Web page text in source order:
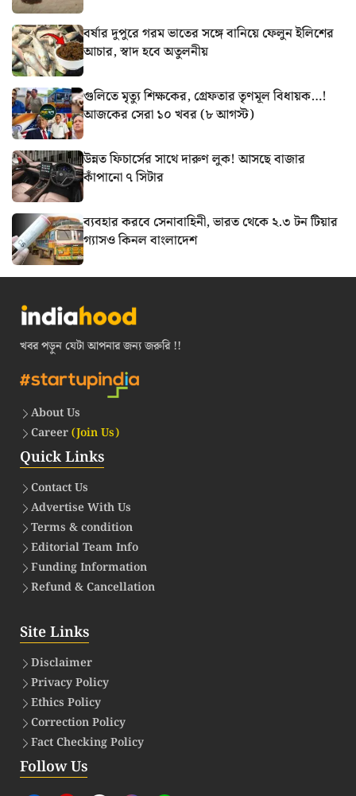
বর্ষার দুপুরে গরম ভাতের সঙ্গে বানিয়ে ফেলুন ইলিশের
আচার, স্বাদ হবে অতুলনীয়
গুলিতে মৃত্যু শিক্ষকের, গ্রেফতার তৃণমূল বিধায়ক…!
আজকের সেরা ১০ খবর (৮ আগস্ট)
উন্নত ফিচার্সের সাথে দারুণ লুক! আসছে বাজার
কাঁপানো ৭ সিটার
ব্যবহার করবে সেনাবাহিনী, ভারত থেকে ২.৩ টন টিয়ার
গ্যাসও কিনল বাংলাদেশ
খবর পড়ুন যেটা আপনার জন্য জরুরি !!
About Us
Career(Join Us)
Quick Links
Contact Us
Advertise With Us
Terms & condition
Editorial Team Info
Funding Information
Refund & Cancellation
Site Links
Disclaimer
Privacy Policy
Ethics Policy
Correction Policy
Fact Checking Policy
Follow Us